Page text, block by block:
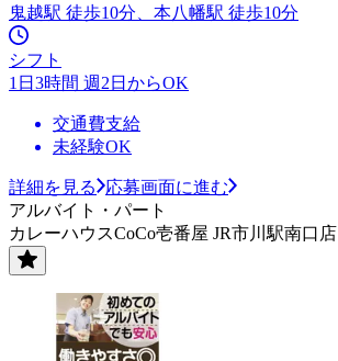
鬼越駅 徒歩10分、本八幡駅 徒歩10分
シフト
1日3時間 週2日からOK
交通費支給
未経験OK
詳細を見る
応募画面に進む
アルバイト・パート
カレーハウスCoCo壱番屋 JR市川駅南口店